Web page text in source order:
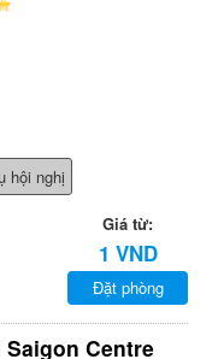
hội nghị
Giá từ:
1 VND
Đặt phòng
Saigon Centre